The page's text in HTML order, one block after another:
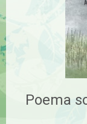
Poema